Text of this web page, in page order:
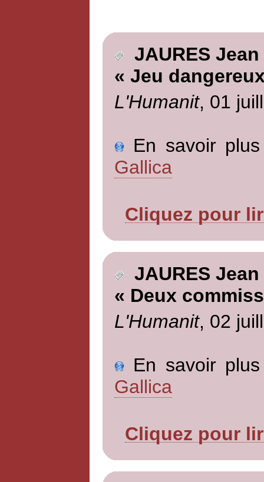
JAURES Jean
« Jeu
L'Humanit, 01
En savoir
Gallica
Cliquez pour
JAURES Jean
« Deux
L'Humanit, 02
En savoir
Gallica
Cliquez pour